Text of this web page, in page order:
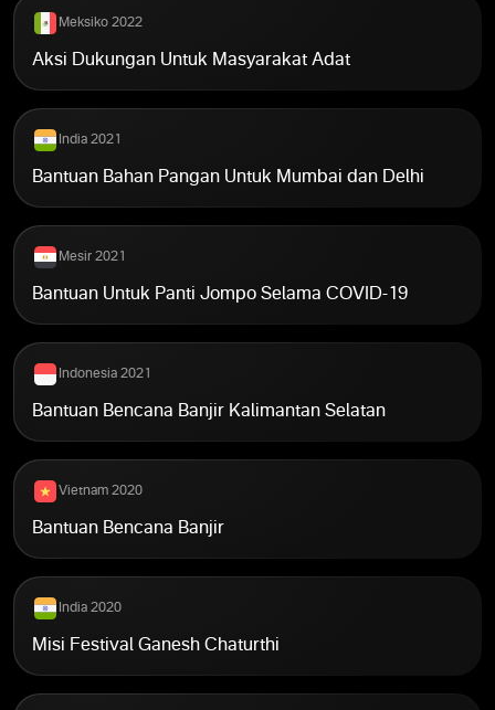
Meksiko 2022
Aksi Dukungan Untuk Masyarakat Adat
India 2021
Bantuan Bahan Pangan Untuk Mumbai dan Delhi
Mesir 2021
Bantuan Untuk Panti Jompo Selama COVID-19
Indonesia 2021
Bantuan Bencana Banjir Kalimantan Selatan
Vietnam 2020
Bantuan Bencana Banjir
India 2020
Misi Festival Ganesh Chaturthi